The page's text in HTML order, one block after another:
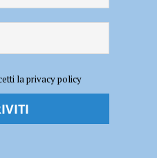
quelli uccisi in Italia”, presentato al
degli italiani nei gulag”
in Russia più
la privacy policy